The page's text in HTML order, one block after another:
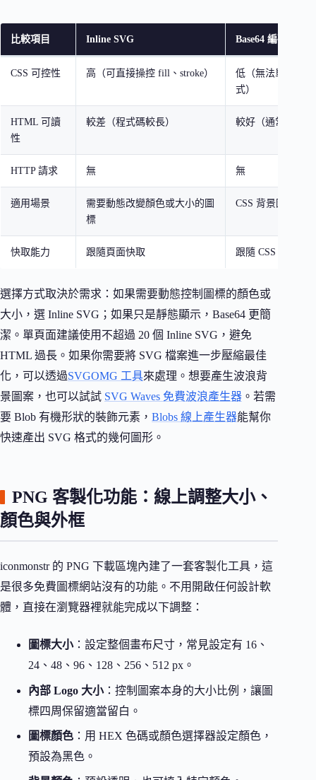
比較項目 Inline SVG Base64 編碼
CSS 可控性 高（可直接操控 fill、stroke）
低（無法單獨控
式）
HTML 可讀
性
較差（程式碼較長） 較好（通常只有
HTTP 請求 無 無
適用場景
需要動態改變顏色或大小的圖
標
CSS 背景圖、靜
快取能力 跟隨頁面快取 跟隨 CSS 檔案快
選擇方式取決於需求：如果需要動態控制圖標的顏色或
大小，選 Inline SVG；如果只是靜態顯示，Base64 更簡
潔。單頁面建議使用不超過 20 個 Inline SVG，避免
HTML 過長。如果你需要將 SVG 檔案進一步壓縮最佳
化，可以透過SVGOMG 工具來處理。想要產生波浪背
景圖案，也可以試試 SVG Waves 免費波浪產生器 。若需
要 Blob 有機形狀的裝飾元素， Blobs 線上產生器能幫你
快速產出 SVG 格式的幾何圖形。
PNG 客製化功能：線上調整大小、
顏色與外框
iconmonstr 的 PNG 下載區塊內建了一套客製化工具，這
是很多免費圖標網站沒有的功能。不用開啟任何設計軟
體，直接在瀏覽器裡就能完成以下調整：
圖標大小：設定整個畫布尺寸，常見設定有 16、
24、48、96、128、256、512 px。
內部 Logo 大小：控制圖案本身的大小比例，讓圖
標四周保留適當留白。
圖標顏色 ：用 HEX 色碼或顏色選擇器設定顏色，
預設為黑色。